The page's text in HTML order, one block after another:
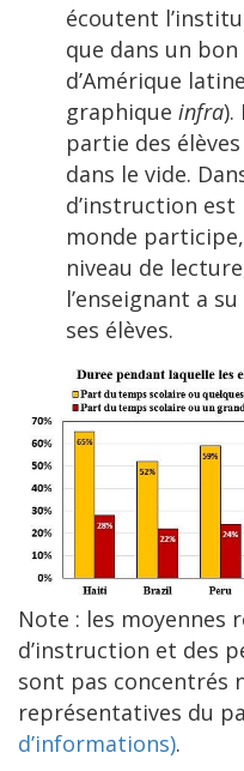
écoutent
que dans un
d’Amérique
graphique infra).
partie des
dans le vide.
d’instruction
monde
niveau de
l’enseignant a
ses élèves.
Note : les moyennes
d’instruction et des
sont pas concentrés
représentatives du
d’informations).